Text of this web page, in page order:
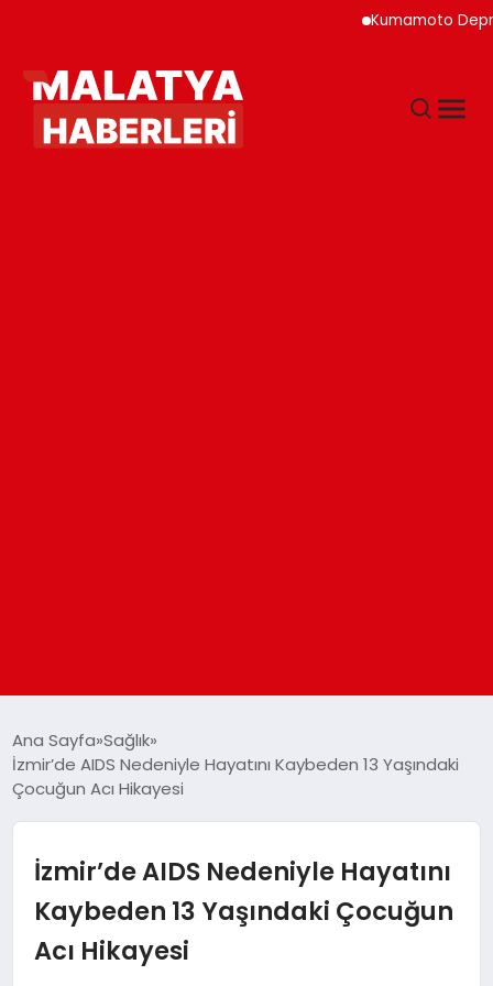
Kumamoto
GÜNDEM
DÜNYA
EĞITIM
Ana Sayfa Sağlık
İzmir’de AIDS Nedeniyle Hayatını Kaybeden 13 Yaşındaki
Çocuğun Acı Hikayesi
İzmir’de AIDS Nedeniyle Hayatını
Kaybeden 13 Yaşındaki Çocuğun
Acı Hikayesi